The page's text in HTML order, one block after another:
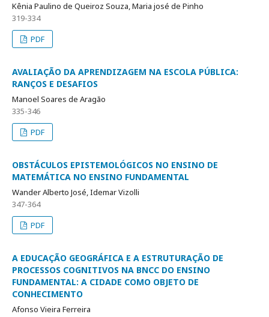
Kênia Paulino de Queiroz Souza, Maria josé de Pinho
319-334
PDF
AVALIAÇÃO DA APRENDIZAGEM NA ESCOLA PÚBLICA:
RANÇOS E DESAFIOS
Manoel Soares de Aragão
335-346
PDF
OBSTÁCULOS EPISTEMOLÓGICOS NO ENSINO DE
MATEMÁTICA NO ENSINO FUNDAMENTAL
Wander Alberto José, Idemar Vizolli
347-364
PDF
A EDUCAÇÃO GEOGRÁFICA E A ESTRUTURAÇÃO DE
PROCESSOS COGNITIVOS NA BNCC DO ENSINO
FUNDAMENTAL: A CIDADE COMO OBJETO DE
CONHECIMENTO
Afonso Vieira Ferreira